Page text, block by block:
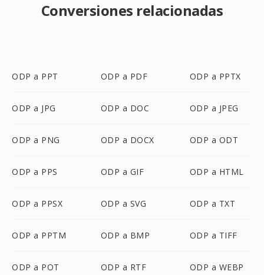
Conversiones relacionadas
ODP a PPT ODP a PDF ODP a PPTX
ODP a JPG ODP a DOC ODP a JPEG
ODP a PNG ODP a DOCX ODP a ODT
ODP a PPS ODP a GIF ODP a HTML
ODP a PPSX ODP a SVG ODP a TXT
ODP a PPTM ODP a BMP ODP a TIFF
ODP a POT ODP a RTF ODP a WEBP